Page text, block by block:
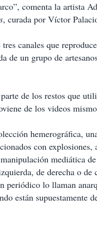
comenta la artista
, curada por Víctor
canales que
de un grupo de
de los restos que
de los videos
hemerográfica,
con explosiones,
mediática
de derecha o
periódico lo llaman
están supuestamente